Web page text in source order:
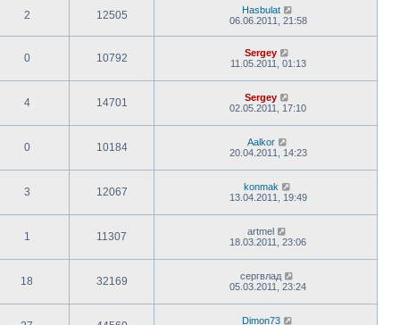
2 12505
Hasbulat
06.06.2011, 21:58
0 10792
Sergey
11.05.2011, 01:13
4 14701
Sergey
02.05.2011, 17:10
0 10184
Aalkor
20.04.2011, 14:23
3 12067
konmak
13.04.2011, 19:49
1 11307
artmel
18.03.2011, 23:06
18 32169
сергвлад
05.03.2011, 23:24
Dimon73